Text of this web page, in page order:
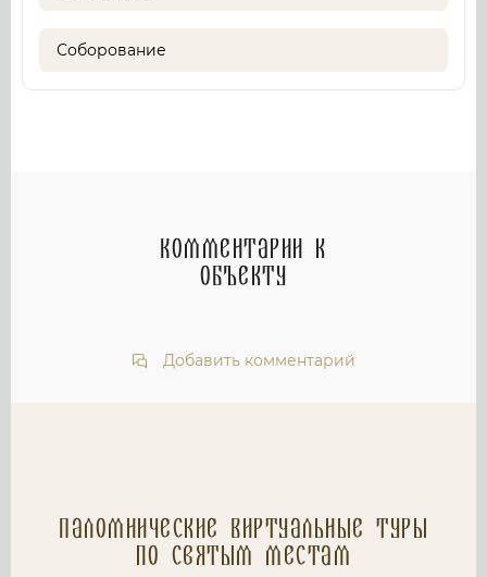
Соборование
Комментарии к
объекту
Добавить комментарий
Паломнические Виртуальные туры
по святым местам